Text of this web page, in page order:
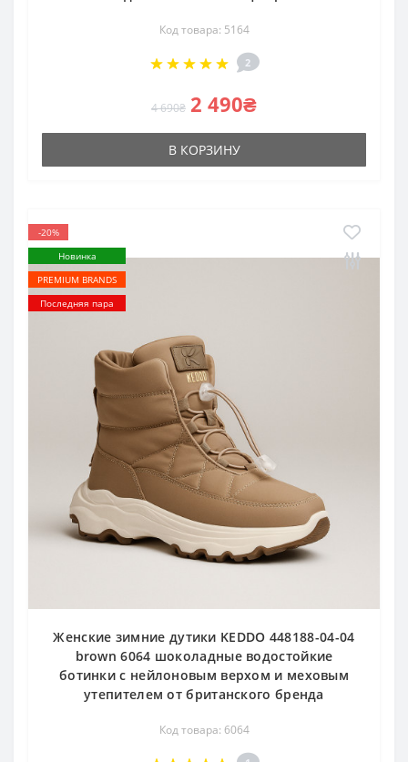
Код товара: 5164
2
4 690₴ 2 490₴
В КОРЗИНУ
-20%
Новинка
PREMIUM BRANDS
Последняя пара
Женские зимние дутики KEDDO 448188-04-04
brown 6064 шоколадные водостойкие
ботинки с нейлоновым верхом и меховым
утепителем от британского бренда
Код товара: 6064